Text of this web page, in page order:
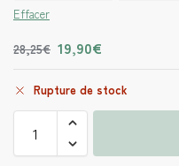
Effacer
28,25€ 19,90€
Rupture de stock